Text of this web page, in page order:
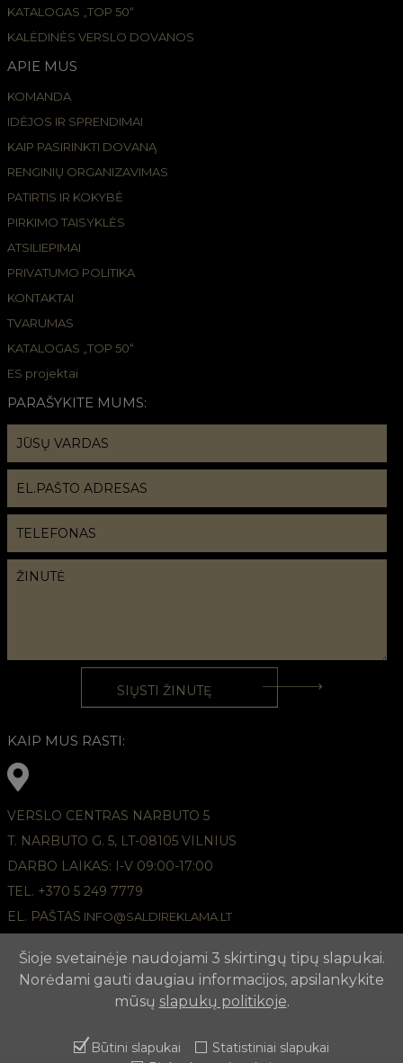
KATALOGAS „TOP 50“
KALĖDINĖS VERSLO DOVANOS
APIE MUS
KOMANDA
IDĖJOS IR SPRENDIMAI
KAIP PASIRINKTI DOVANĄ
RENGINIŲ ORGANIZAVIMAS
PATIRTIS IR KOKYBĖ
PIRKIMO TAISYKLĖS
ATSILIEPIMAI
PRIVATUMO POLITIKA
KONTAKTAI
TVARUMAS
KATALOGAS „TOP 50“
ES projektai
PARAŠYKITE MUMS:
KAIP MUS RASTI:
VERSLO CENTRAS NARBUTO 5
T. NARBUTO G. 5, LT-08105 VILNIUS
DARBO LAIKAS: I-V 09:00-17:00
TEL. +370 5 249 7779
EL. PAŠTAS INFO@SALDIREKLAMA.LT
Šioje svetainėje naudojami 3 skirtingų tipų slapukai.
Norėdami gauti daugiau informacijos, apsilankykite
mūsų slapukų politikoje.
Būtini slapukai
Statistiniai slapukai